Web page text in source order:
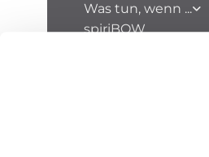
Was tun, wenn ...
spiriBOW